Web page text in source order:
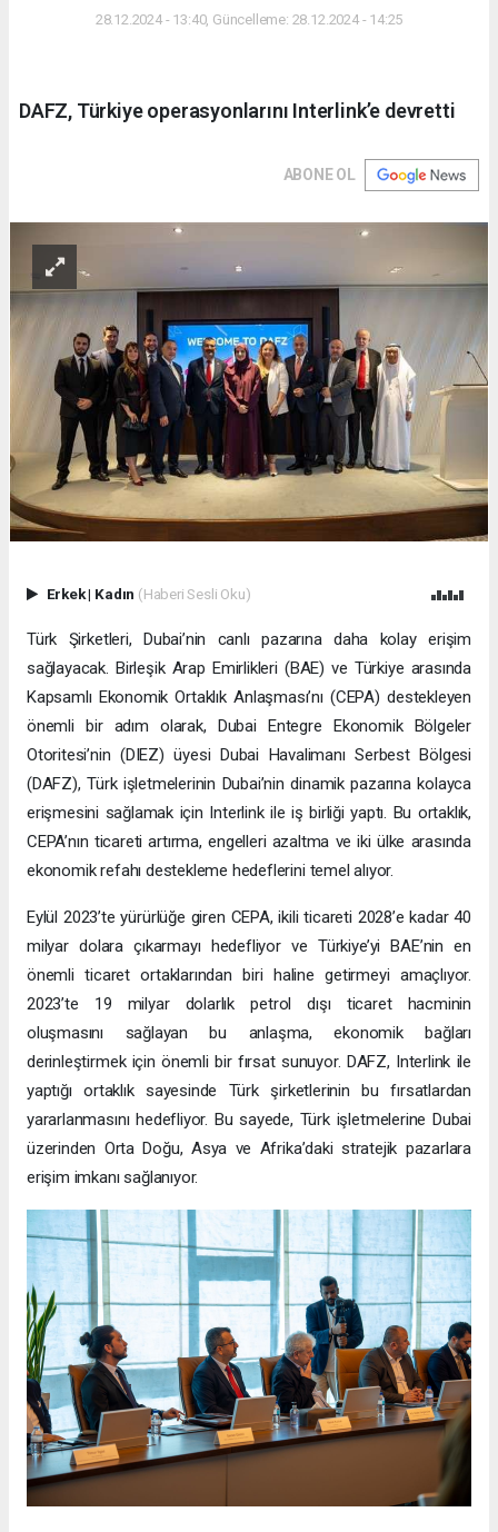
28.12.2024 - 13:40, Güncelleme: 28.12.2024 - 14:25
DAFZ, Türkiye operasyonlarını Interlink’e devretti
ABONE OL
Erkek| Kadın (Haberi Sesli Oku)
Türk Şirketleri, Dubai’nin canlı pazarına daha kolay erişim
sağlayacak. Birleşik Arap Emirlikleri (BAE) ve Türkiye arasında
Kapsamlı Ekonomik Ortaklık Anlaşması’nı (CEPA) destekleyen
önemli bir adım olarak, Dubai Entegre Ekonomik Bölgeler
Otoritesi’nin (DIEZ) üyesi Dubai Havalimanı Serbest Bölgesi
(DAFZ), Türk işletmelerinin Dubai’nin dinamik pazarına kolayca
erişmesini sağlamak için Interlink ile iş birliği yaptı. Bu ortaklık,
CEPA’nın ticareti artırma, engelleri azaltma ve iki ülke arasında
ekonomik refahı destekleme hedeflerini temel alıyor.
Eylül 2023’te yürürlüğe giren CEPA, ikili ticareti 2028’e kadar 40
milyar dolara çıkarmayı hedefliyor ve Türkiye’yi BAE’nin en
önemli ticaret ortaklarından biri haline getirmeyi amaçlıyor.
2023’te 19 milyar dolarlık petrol dışı ticaret hacminin
oluşmasını sağlayan bu anlaşma, ekonomik bağları
derinleştirmek için önemli bir fırsat sunuyor. DAFZ, Interlink ile
yaptığı ortaklık sayesinde Türk şirketlerinin bu fırsatlardan
yararlanmasını hedefliyor. Bu sayede, Türk işletmelerine Dubai
üzerinden Orta Doğu, Asya ve Afrika’daki stratejik pazarlara
erişim imkanı sağlanıyor.